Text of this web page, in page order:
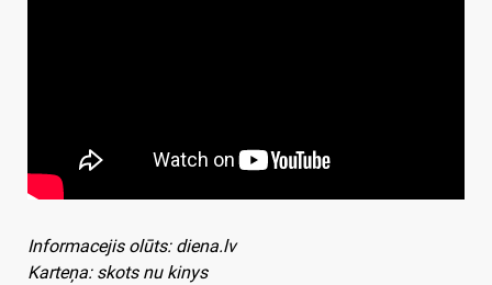
Informacejis olūts: diena.lv
Karteņa: skots nu kinys